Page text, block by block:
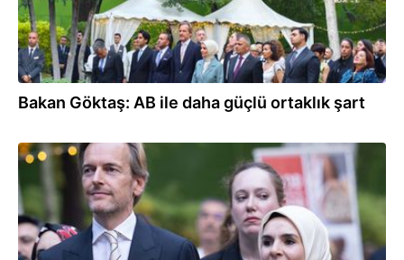
Bakan Göktaş: AB ile daha güçlü ortaklık şart
21.07.2026